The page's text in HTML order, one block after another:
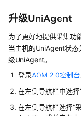
概
接
入
AOM
接
入
升级UniAgent
为了更好地提供采集功
当主机的UniAgent状
级UniAgent。
登录AOM 2.0控制台
在左侧导航栏中选择
在左侧导航栏选择“